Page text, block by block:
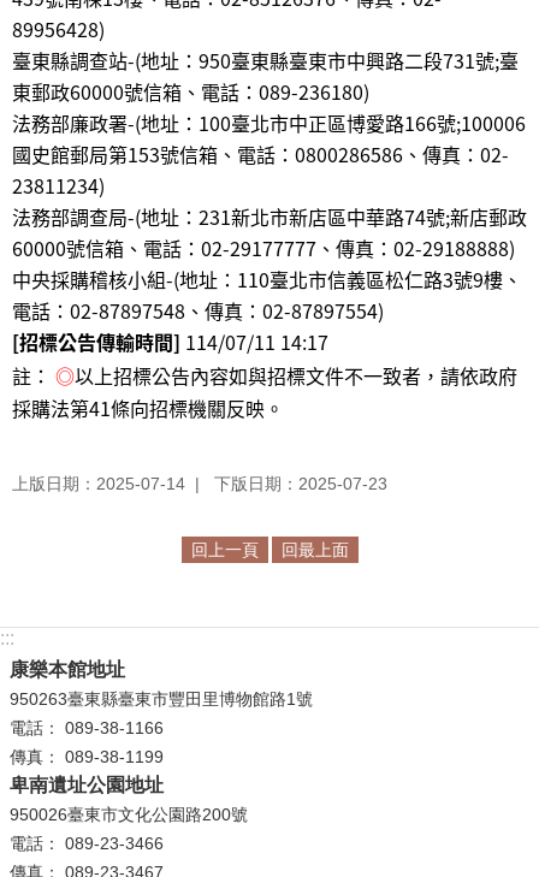
89956428)
臺東縣調查站-(地址：950臺東縣臺東市中興路二段731號;臺
東郵政60000號信箱、電話：089-236180)
法務部廉政署-(地址：100臺北市中正區博愛路166號;100006
國史館郵局第153號信箱、電話：0800286586、傳真：02-
23811234)
法務部調查局-(地址：231新北市新店區中華路74號;新店郵政
60000號信箱、電話：02-29177777、傳真：02-29188888)
中央採購稽核小組-(地址：110臺北市信義區松仁路3號9樓、
電話：02-87897548、傳真：02-87897554)
[招標公告傳輸時間] 114/07/11 14:17
註： ◎以上招標公告內容如與招標文件不一致者，請依政府
採購法第41條向招標機關反映。
上版日期：2025-07-14 下版日期：2025-07-23
回上一頁 回最上面
:::
康樂本館地址
950263臺東縣臺東市豐田里博物館路1號
電話： 089-38-1166
傳真： 089-38-1199
卑南遺址公園地址
950026臺東市文化公園路200號
電話： 089-23-3466
傳真： 089-23-3467